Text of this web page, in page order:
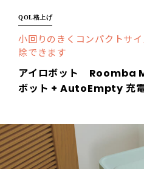
QOL格上げ
小回りのきくコンパクトサ
除できます
アイロボット Roomba
ボット + AutoEmpty 充